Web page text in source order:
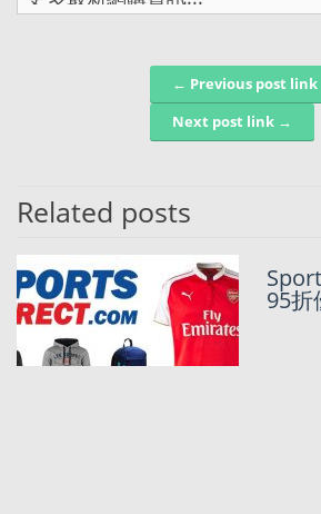
Post navigation← Previous post link
Next post link →
Related posts
英國
用品
Sports
95折